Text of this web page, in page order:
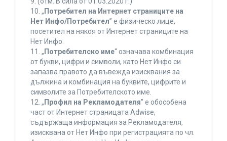
10. „ Потребител на Интернет страниците на
Нет Инфо/Потребител” е физическо лице,
посетител на някоя от Интернет страниците на
Нет Инфо.
11. „ Потребителско име“ означава комбинация
от букви, цифри и символи, като Нет Инфо си
запазва правото да въвежда изисквания за
дължина и комбинация на буквите, цифрите и
символите за Потребителското име.
12. „ Профил на Рекламодателя” е обособена
част от Интернет страницата Adwise,
съдържаща информация за Рекламодателя,
изисквана от Нет Инфо при регистрацията по чл.